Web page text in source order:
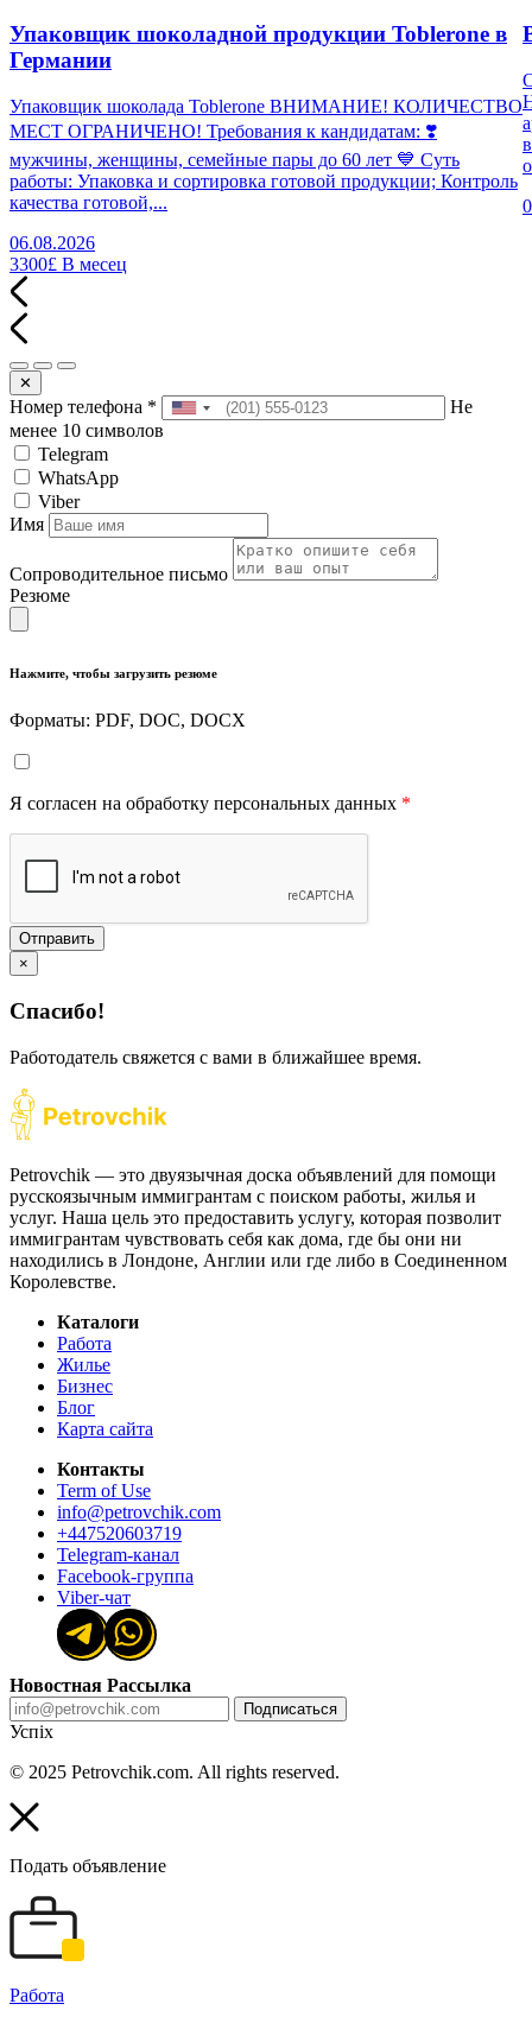
Упаковщик шоколадной продукции Toblerone в
Германии
Упаковщик шоколада Toblerone ВНИМАНИЕ! КОЛИЧЕСТВО
МЕСТ ОГРАНИЧЕНО! Требования к кандидатам: ❣️
мужчины, женщины, семейные пары до 60 лет 💙 Суть
работы: Упаковка и сортировка готовой продукции; Контроль
качества готовой,...
06.08.2026
3300£ В месец
✕
Номер телефона *
Не
менее 10 символов
Telegram
WhatsApp
Viber
Имя
Сопроводительное письмо
Резюме
Нажмите, чтобы загрузить резюме
Форматы: PDF, DOC, DOCX
Я согласен на обработку персональных данных *
Отправить
×
Спасибо!
Работодатель свяжется с вами в ближайшее время.
Petrovchik — это двуязычная доска объявлений для помощи
русскоязычным иммигрантам с поиском работы, жилья и
услуг. Наша цель это предоставить услугу, которая позволит
иммигрантам чувствовать себя как дома, где бы они ни
находились в Лондоне, Англии или где либо в Соединенном
Королевстве.
Каталоги
Работа
Жилье
Бизнес
Блог
Карта сайта
Контакты
Term of Use
info@petrovchik.com
+447520603719
Telegram-канал
Facebook-группа
Viber-чат
Новостная Рассылка
Подписаться
Успіх
© 2025 Petrovchik.com. All rights reserved.
Подать объявление
Работа